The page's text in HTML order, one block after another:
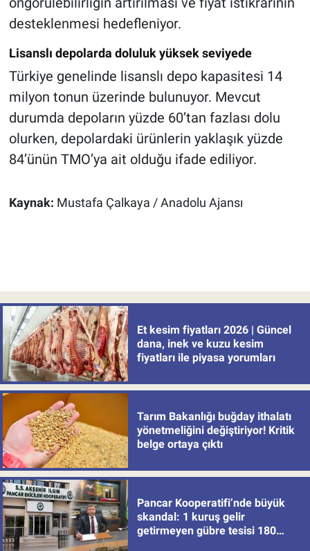
desteklenmesi hedefleniyor.
Lisanslı depolarda doluluk yüksek seviyede
Türkiye genelinde lisanslı depo kapasitesi 14
milyon tonun üzerinde bulunuyor. Mevcut
durumda depoların yüzde 60’tan fazlası dolu
olurken, depolardaki ürünlerin yaklaşık yüzde
84’ünün TMO’ya ait olduğu ifade ediliyor.
Kaynak: Mustafa Çalkaya / Anadolu Ajansı
Et kesim fiyatları 2026 | Güncel
dana, inek ve kuzu kesim
fiyatları ile piyasa yorumları
Tarım Bakanlığı buğday ithalatı
yönetmeliğini değiştiriyor! Kritik
belge ortaya çıktı
Pancar Kooperatifi’nde büyük
skandal: 1 kuruş gelir
getirmeyen gübre tesisi 180